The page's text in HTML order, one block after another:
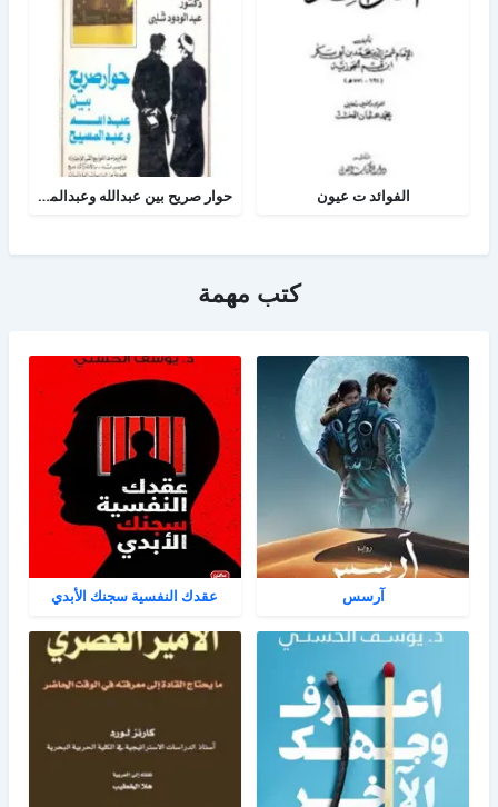
الفوائد ت عيون حوار صريح بين عبدالله وعبدالمسيح
كتب مهمة
آرسس عقدك النفسية سجنك الأبدي